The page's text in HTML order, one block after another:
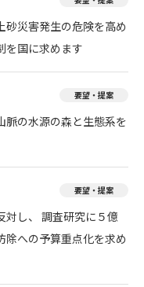
砂災害発生の危険を高め
を国に求めます
要望・提案
脈の水源の森と生態系を
要望・提案
対し、 調査研究に５億
除への予算重点化を求め